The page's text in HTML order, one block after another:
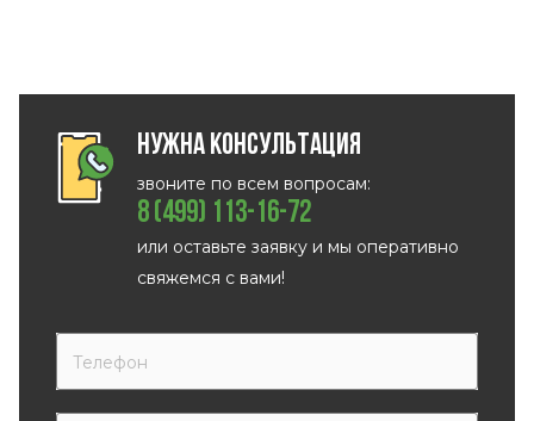
Нужна консультация
звоните по всем вопросам:
8 (499) 113-16-72
или оставьте заявку и мы оперативно
свяжемся с вами!